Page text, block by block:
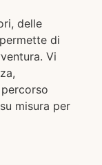
delle
di
Vi
misura per